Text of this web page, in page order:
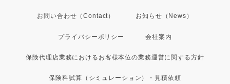
お問い合わせ（Contact） お知らせ（News）
プライバシーポリシー 会社案内
保険代理店業務におけるお客様本位の業務運営に関する方針
保険料試算（シミュレーション）・見積依頼